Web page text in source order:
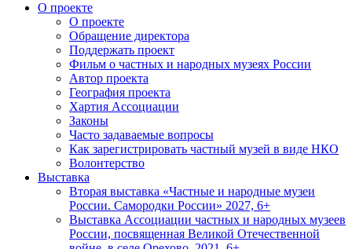
О проекте
О проекте
Обращение директора
Поддержать проект
Фильм о частных и народных музеях России
Автор проекта
География проекта
Хартия Ассоциации
Законы
Часто задаваемые вопросы
Как зарегистрировать частный музей в виде НКО
Волонтерство
Выставка
Вторая выставка «Частные и народные музеи
России. Самородки России» 2027, 6+
Выставка Ассоциации частных и народных музеев
России, посвященная Великой Отечественной